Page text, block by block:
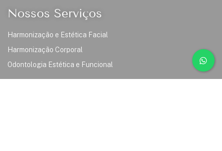
Nossos Serviços
Harmonização e Estética Facial
Harmonização Corporal
Odontologia Estética e Funcional